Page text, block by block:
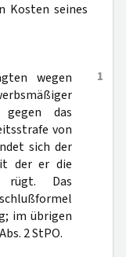
Kosten seines
1
wegen
das
von
sich der
der er die
rügt. Das
im übrigen
2 StPO.